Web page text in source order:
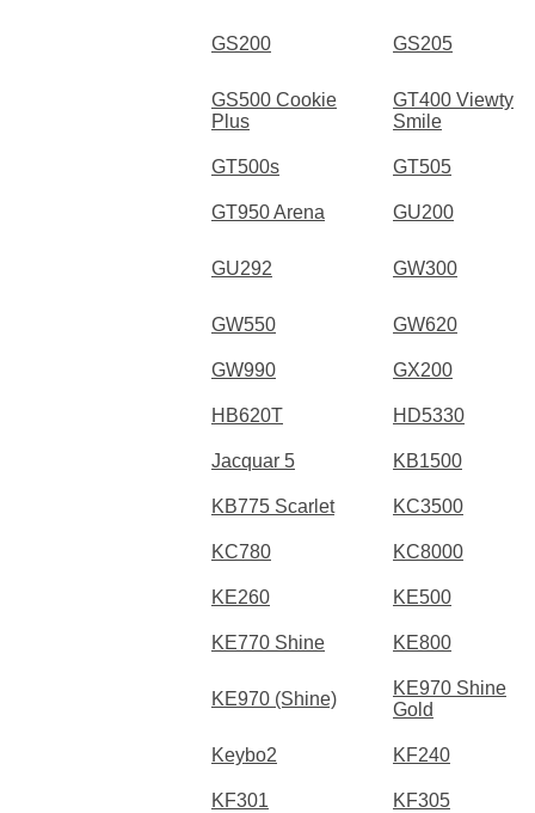
GS200 GS205
GS500 Cookie
Plus
GT400 Viewty
Smile
GT500s GT505
GT950 Arena GU200
GU292 GW300
GW550 GW620
GW990 GX200
HB620T HD5330
Jacquar 5 KB1500
KB775 Scarlet KC3500
KC780 KC8000
KE260 KE500
KE770 Shine KE800
KE970 (Shine)
KE970 Shine
Gold
Keybo2 KF240
KF301 KF305